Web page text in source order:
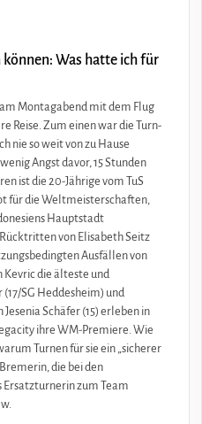
Was hatte ich für
Montagabend mit dem Flug
Reise. Zum einen war die Turn-
nie so weit von zu Hause
Angst davor, 15 Stunden
ist die 20-Jährige vom TuS
für die Weltmeisterschaften,
Hauptstadt
von Elisabeth Seitz
Ausfällen von
Kevric die älteste und
SG Heddesheim) und
Schäfer (15) erleben in
ihre WM-Premiere. Wie
Turnen für sie ein „sicherer
die bei den
Ersatzturnerin zum Team